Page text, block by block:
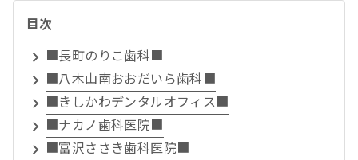
目次
■長町のりこ歯科■
■八木山南おおだいら歯科■
■きしかわデンタルオフィス■
■ナカノ歯科医院■
■富沢ささき歯科医院■